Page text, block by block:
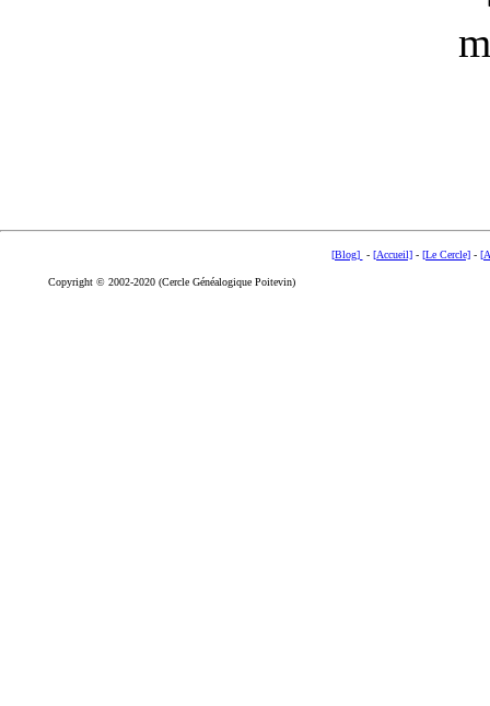
[Blog] - [Accueil]- [Le Cercle]-
Copyright © 2002-2020 (Cercle Généalogique Poitevin)